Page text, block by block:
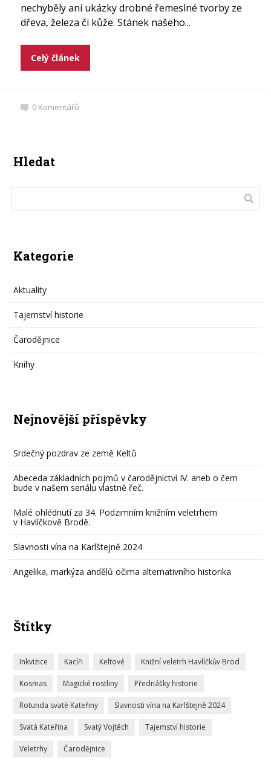
nechyběly ani ukázky drobné řemeslné tvorby ze
dřeva, železa či kůže. Stánek našeho...
Celý článek
0 Komentářů
Hledat
Kategorie
Aktuality
Tajemství historie
Čarodějnice
Knihy
Nejnovější příspěvky
Srdečný pozdrav ze země Keltů
Abeceda základních pojmů v čarodějnictví IV. aneb o čem
bude v našem seriálu vlastně řeč.
Malé ohlédnutí za 34. Podzimním knižním veletrhem
v Havlíčkově Brodě.
Slavnosti vína na Karlštejně 2024
Angelika, markýza andělů očima alternativního historika
Štítky
Inkvizice Kacíři Keltové Knižní veletrh Havlíčkův Brod
Kosmas Magické rostliny Přednášky historie
Rotunda svaté Kateřiny Slavnosti vína na Karlštejně 2024
Svatá Kateřina Svatý Vojtěch Tajemství historie
Veletrhy Čarodějnice